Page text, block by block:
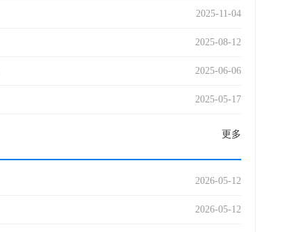
2025-11-04
2025-08-12
2025-06-06
2025-05-17
更多
2026-05-12
2026-05-12